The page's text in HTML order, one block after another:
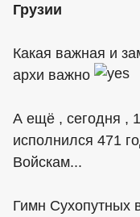
Грузии
Какая важная и
архи важно
А ещё , сегодня ,
исполнился 471
Войскам...
Гимн Сухопутных